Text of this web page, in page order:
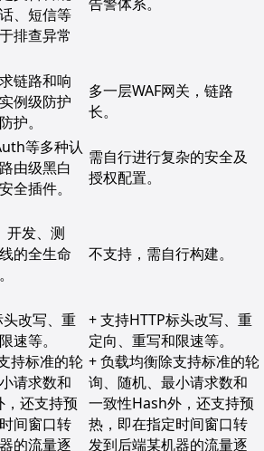
、短信等
排查异常
链路和响
例级防护
护。
多一层WAF网关，链路
长。
等多种认
由级黑白
全插件。
需自行进行复杂的安全及
授权配置。
开发、测
的全生命
不支持，需自行构建。
改写、重
速等。
持标准的轮
请求数和
还支持预
间窗口转
的流量逐
+ 支持HTTP标头改写、重
定向、重写和限速等。
+ 负载均衡除支持标准的轮
询、随机、最小请求数和
一致性Hash外，还支持预
热，即在指定时间窗口转
发到后端某机器的流量逐